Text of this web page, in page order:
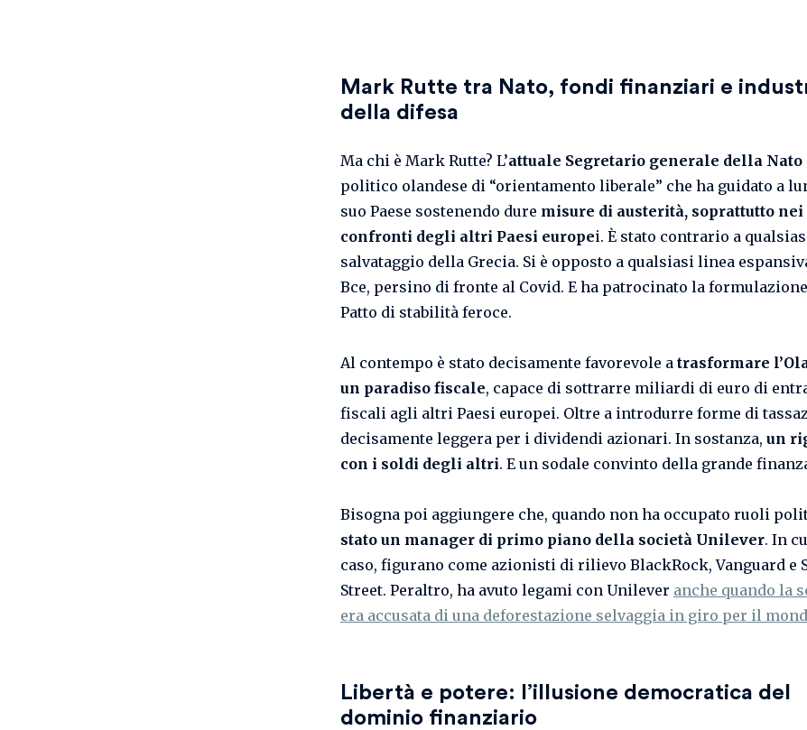
Mark Rutte tra Nato, fondi finanziari e
della difesa
Ma chi è Mark Rutte? L’attuale Segretario generale della Nato
politico olandese di “orientamento liberale” che ha guidato a
suo Paese sostenendo dure misure di austerità, soprattutto nei
confronti degli altri Paesi europei. È stato contrario a
salvataggio della Grecia. Si è opposto a qualsiasi linea
Bce, persino di fronte al Covid. E ha patrocinato la
Patto di stabilità feroce.
Al contempo è stato decisamente favorevole a trasformare
un paradiso fiscale, capace di sottrarre miliardi di euro di
fiscali agli altri Paesi europei. Oltre a introdurre forme di
decisamente leggera per i dividendi azionari. In sostanza, un
con i soldi degli altri. E un sodale convinto della grande
Bisogna poi aggiungere che, quando non ha occupato ruoli
stato un manager di primo piano della società Unilever. In
caso, figurano come azionisti di rilievo BlackRock, Vanguard e
Street. Peraltro, ha avuto legami con Unilever anche quando la
era accusata di una deforestazione selvaggia in giro per il
Libertà e potere: l’illusione democratica del
dominio finanziario